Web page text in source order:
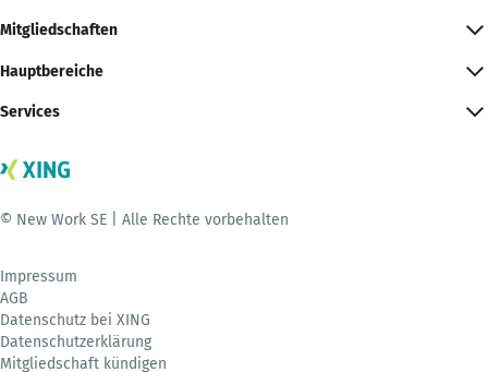
Mitgliedschaften
Hauptbereiche
Services
© New Work SE | Alle Rechte vorbehalten
Impressum
AGB
Datenschutz bei XING
Datenschutzerklärung
Mitgliedschaft kündigen